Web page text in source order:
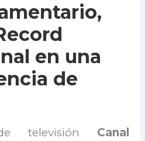
en una
de
televisión Canal